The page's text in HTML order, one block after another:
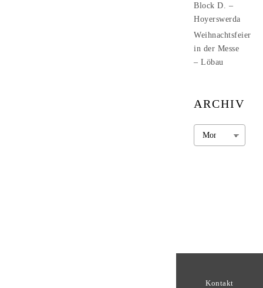
Block D. –
Hoyerswerda
Weihnachtsfeier
in der Messe
– Löbau
ARCHIV
Archiv
Kontakt